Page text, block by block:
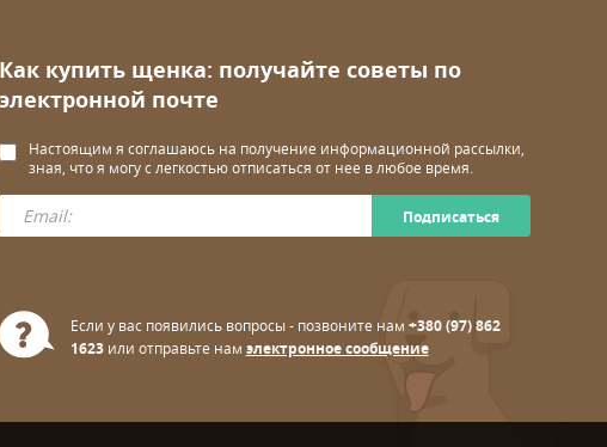
Как купить щенка: получайте советы по
электронной почте
Настоящим я соглашаюсь на получение информационной рассылки,
зная, что я могу с легкостью отписаться от нее в любое время.
Подписаться
Если у вас появились вопросы - позвоните нам +380 (97) 862
1623или отправьте нам электронное сообщение